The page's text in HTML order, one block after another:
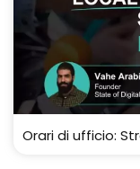
Orari di ufficio: